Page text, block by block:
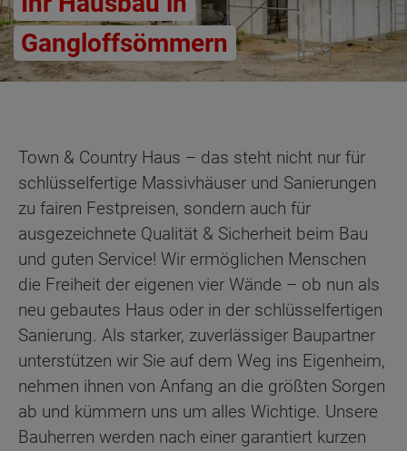
Gangloffsömmern
Town & Country Haus – das steht nicht nur für
schlüsselfertige Massivhäuser und Sanierungen
zu fairen Festpreisen, sondern auch für
ausgezeichnete Qualität & Sicherheit beim Bau
und guten Service! Wir ermöglichen Menschen
die Freiheit der eigenen vier Wände – ob nun als
neu gebautes Haus oder in der schlüsselfertigen
Sanierung. Als starker, zuverlässiger Baupartner
unterstützen wir Sie auf dem Weg ins Eigenheim,
nehmen ihnen von Anfang an die größten Sorgen
ab und kümmern uns um alles Wichtige. Unsere
Bauherren werden nach einer garantiert kurzen